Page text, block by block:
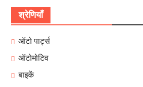
श्रेणियाँ
ऑटो पार्ट्स
ऑटोमोटिव
बाइकें